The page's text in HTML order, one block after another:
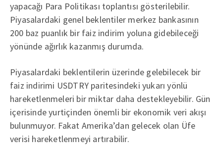
yapacağı Para Politikası toplantısı gösterilebilir.
Piyasalardaki genel beklentiler merkez bankasının
200 baz puanlık bir faiz indirim yoluna gidebileceği
yönünde ağırlık kazanmış durumda.
Piyasalardaki beklentilerin üzerinde gelebilecek bir
faiz indirimi USDTRY paritesindeki yukarı yönlü
hareketlenmeleri bir miktar daha destekleyebilir. Gün
içerisinde yurtiçinden önemli bir ekonomik veri akışı
bulunmuyor. Fakat Amerika’dan gelecek olan Üfe
verisi hareketlenmeyi artırabilir.